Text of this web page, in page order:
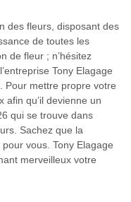
des fleurs, disposant des
de toutes les
de fleur ; n’hésitez
Tony Elagage
Pour mettre propre votre
afin qu’il devienne un
qui se trouve dans
Sachez que la
vous. Tony Elagage
merveilleux votre